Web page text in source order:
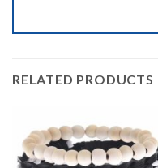
RELATED PRODUCTS